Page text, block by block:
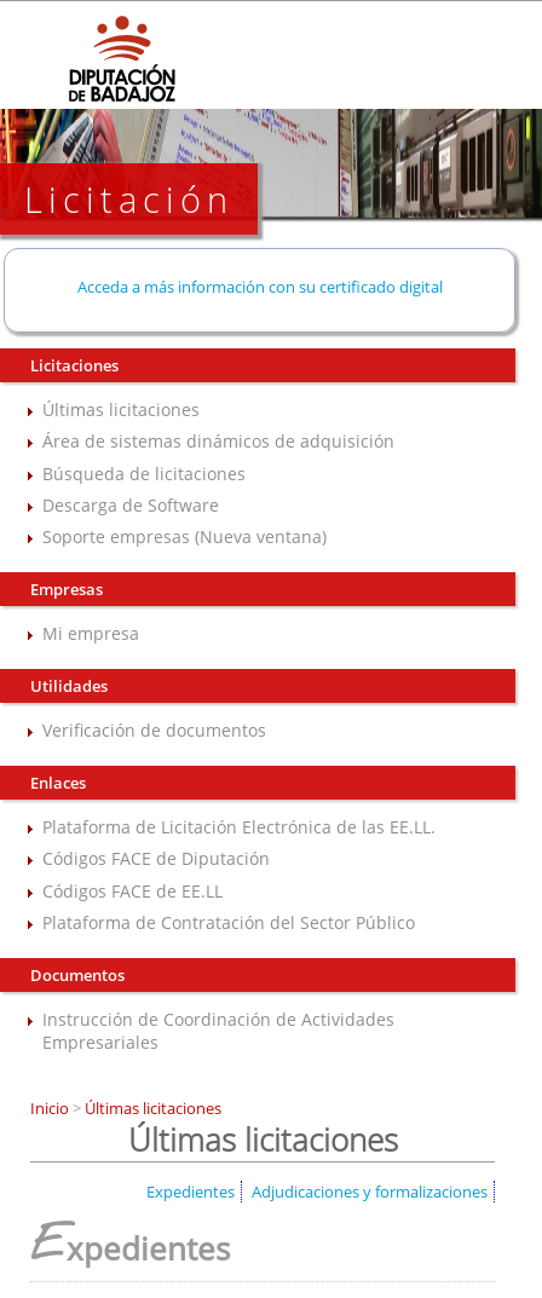
Licitación
Acceda a más información con su certificado digital
Licitaciones
Últimas licitaciones
Área de sistemas dinámicos de adquisición
Búsqueda de licitaciones
Descarga de Software
Soporte empresas (Nueva ventana)
Empresas
Mi empresa
Utilidades
Verificación de documentos
Enlaces
Plataforma de Licitación Electrónica de las EE.LL.
Códigos FACE de Diputación
Códigos FACE de EE.LL
Plataforma de Contratación del Sector Público
Documentos
Instrucción de Coordinación de Actividades
Empresariales
Inicio > Últimas licitaciones
Últimas licitaciones
Expedientes Adjudicaciones y formalizaciones
Expedientes